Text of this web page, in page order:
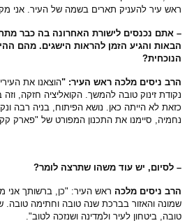
עיר להעניק תארים בשמה של העיר. אני
אתם נכנסים לישורת האחרונה בה כבר
והגיע הזמן להראות הישגים. מהם
ניסים מלכה ראש העיר: "הוצאנו את
זינוק טובה להמשך. הקואליציה חזקה, וזה
לא הייתה כאן. נושא הפיתוח, בניה רבה ונקים
סיימנו את התכנון המפורט של "פארק
לסיום, יש עוד משהו שתרצה לומר?
ניסים מלכהראש העיר: "כן, ברשותך אני
והאזור בברכת שנה טובה וחתימה טובה.
ביטחון לעיר ולמדינה ושנזכה לטוב".